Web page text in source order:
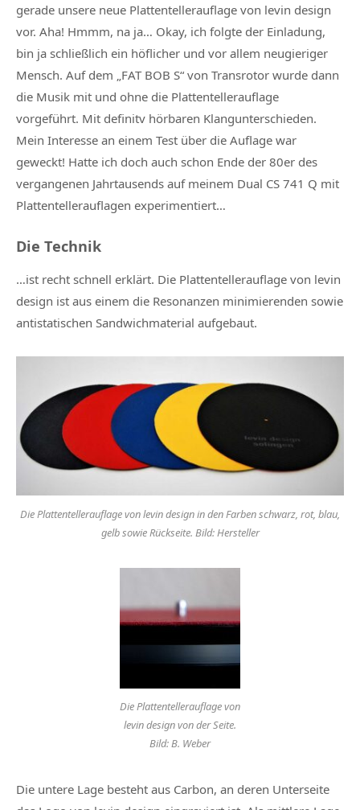
gerade unsere neue Plattentellerauflage von levin design
vor. Aha! Hmmm, na ja… Okay, ich folgte der Einladung,
bin ja schließlich ein höflicher und vor allem neugieriger
Mensch. Auf dem „FAT BOB S“ von Transrotor wurde dann
die Musik mit und ohne die Plattentellerauflage
vorgeführt. Mit definitv hörbaren Klangunterschieden.
Mein Interesse an einem Test über die Auflage war
geweckt! Hatte ich doch auch schon Ende der 80er des
vergangenen Jahrtausends auf meinem Dual CS 741 Q mit
Plattentellerauflagen experimentiert…
Die Technik
…ist recht schnell erklärt. Die Plattentellerauflage von levin
design ist aus einem die Resonanzen minimierenden sowie
antistatischen Sandwichmaterial aufgebaut.
Die Plattentellerauflage von levin design in den Farben schwarz, rot, blau,
gelb sowie Rückseite. Bild: Hersteller
Die Plattentellerauflage von
levin design von der Seite.
Bild: B. Weber
Die untere Lage besteht aus Carbon, an deren Unterseite